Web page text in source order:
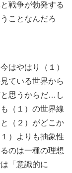
戦争が勃発する
ことなんだろ
はやはり（１）
ている世界から
思うからだ…し
（１）の世界線
（２）がどこか
）よりも抽象性
のは一種の理想
「意識的に